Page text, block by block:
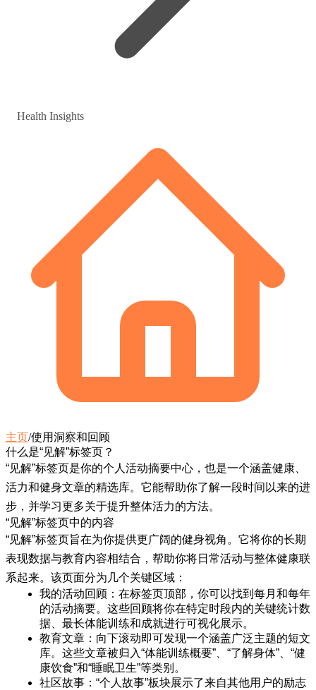
Health Insights
主页/使用洞察和回顾
什么是“见解”标签页？
“见解”标签页是你的个人活动摘要中心，也是一个涵盖健康、
活力和健身文章的精选库。它能帮助你了解一段时间以来的进
步，并学习更多关于提升整体活力的方法。
“见解”标签页中的内容
“见解”标签页旨在为你提供更广阔的健身视角。它将你的长期
表现数据与教育内容相结合，帮助你将日常活动与整体健康联
系起来。该页面分为几个关键区域：
我的活动回顾 ：在标签页顶部，你可以找到每月和每年
的活动摘要。这些回顾将你在特定时段内的关键统计数
据、最长体能训练和成就进行可视化展示。
教育文章 ：向下滚动即可发现一个涵盖广泛主题的短文
库。这些文章被归入“体能训练概要”、“了解身体”、“健
康饮食”和“睡眠卫生”等类别。
社区故事 ：“个人故事”板块展示了来自其他用户的励志